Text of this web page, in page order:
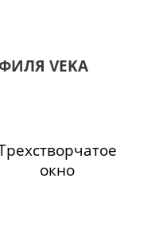
VEKA
окно